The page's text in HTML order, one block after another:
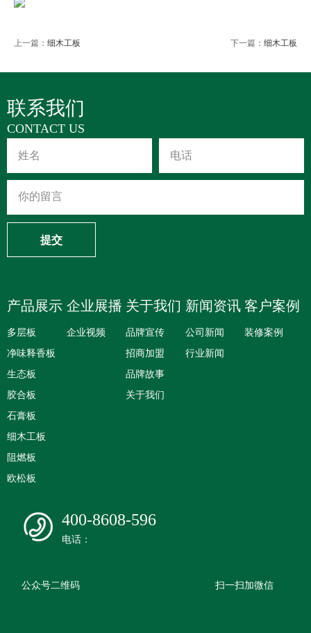
上一篇： 细木工板 下一篇： 细木工板
联系我们
CONTACT US
提交
产品展示
多层板
净味释香板
生态板
胶合板
石膏板
细木工板
阻燃板
欧松板
企业展播
企业视频
关于我们
品牌宣传
招商加盟
品牌故事
关于我们
新闻资讯
公司新闻
行业新闻
客户案例
装修案例
400-8608-596
电话：
公众号二维码 扫一扫加微信